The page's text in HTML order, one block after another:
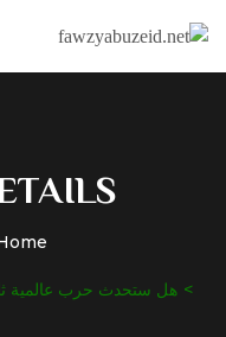
هل ستحدث حرب عالمية